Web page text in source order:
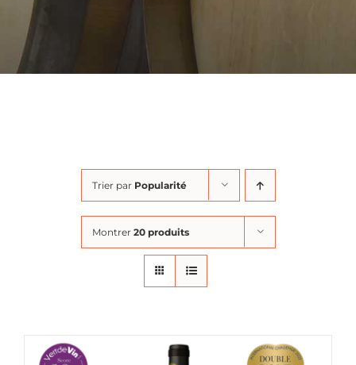
Trier par Popularité
Montrer 20 produits